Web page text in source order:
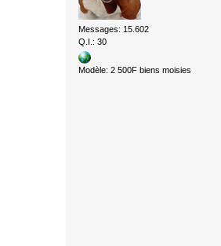
Messages: 15.602
Q.I.: 30
Modèle: 2 500F biens moisies